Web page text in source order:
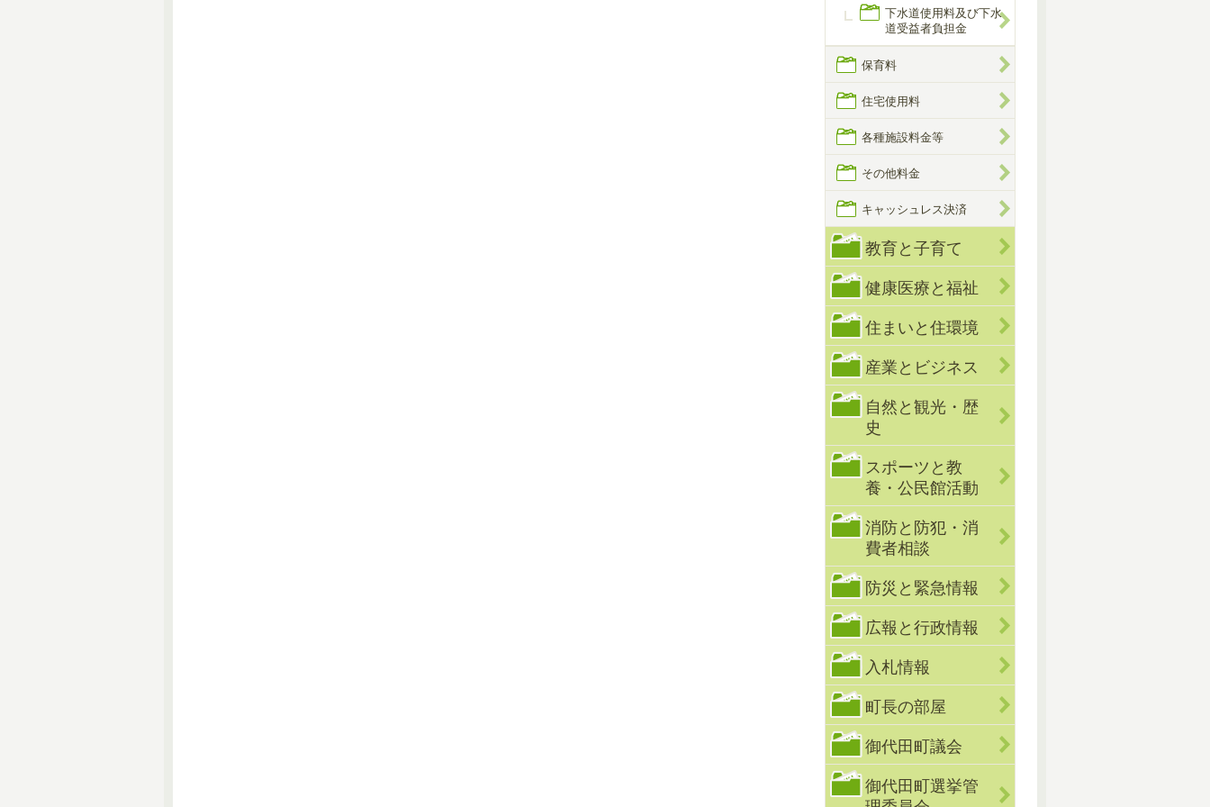
下水道使用料及び下水
道受益者負担金
保育料
住宅使用料
各種施設料金等
その他料金
キャッシュレス決済
教育と子育て
健康医療と福祉
住まいと住環境
産業とビジネス
自然と観光・歴
史
スポーツと教
養・公民館活動
消防と防犯・消
費者相談
防災と緊急情報
広報と行政情報
入札情報
町長の部屋
御代田町議会
御代田町選挙管